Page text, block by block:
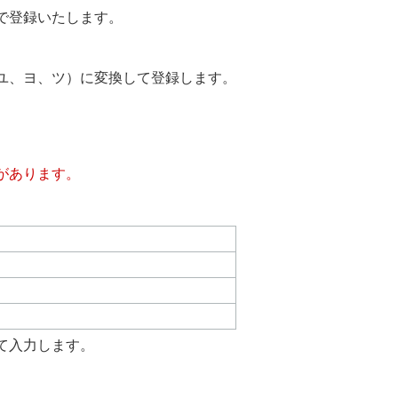
録いたします。
ヨ、ツ）に変換して登録します。
ります。
力します。